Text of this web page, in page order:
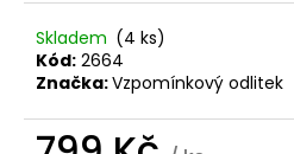
Skladem (4 ks)
Kód: 2664
Značka:Vzpomínkový odlitek
D
o